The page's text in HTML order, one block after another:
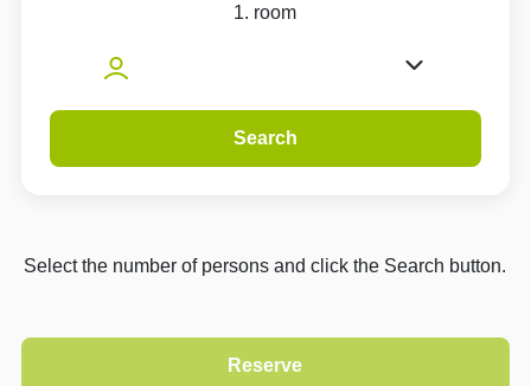
1. room
Search
Select the number of persons and click the Search button.